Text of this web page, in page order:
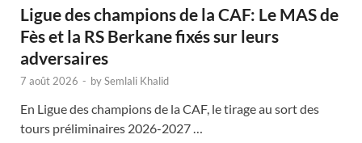
Ligue des champions de la CAF: Le MAS de
Fès et la RS Berkane fixés sur leurs
adversaires
7 août 2026 - bySemlali Khalid
En Ligue des champions de la CAF, le tirage au sort des
tours préliminaires 2026-2027 …